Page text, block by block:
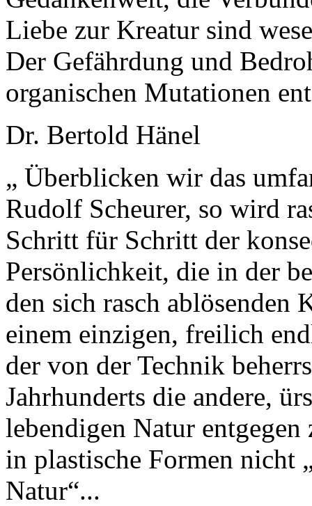
Liebe zur Kreatur sind
Der Gefährdung und
organischen Mutationen
Dr. Bertold Hänel
„ Überblicken wir das
Rudolf Scheurer, so wird
Schritt für Schritt der
Persönlichkeit, die in der
den sich rasch ablösenden
einem einzigen, freilich
der von der Technik
Jahrhunderts die andere,
lebendigen Natur entgegen
in plastische Formen nicht
Natur“...